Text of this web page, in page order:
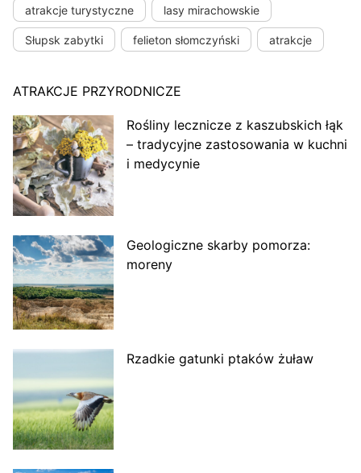
atrakcje turystyczne lasy mirachowskie
Słupsk zabytki felieton słomczyński atrakcje
ATRAKCJE PRZYRODNICZE
Rośliny lecznicze z kaszubskich łąk
– tradycyjne zastosowania w kuchni
i medycynie
Geologiczne skarby pomorza:
moreny
Rzadkie gatunki ptaków żuław